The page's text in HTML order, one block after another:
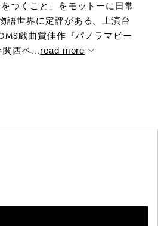
つくこと」をモットーに日常
語世界に定評がある。上演台
戯曲賞佳作『パノラマビー
西ベ...read more